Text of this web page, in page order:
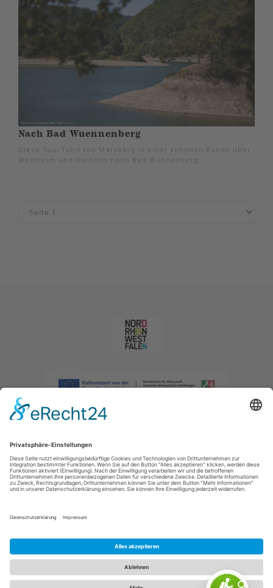
Nach Bad Wuennenberg
Diese Tour führt von Marsberg in einer schönen Runde über
Westheim und Dalheim nach Bad Wünnenberg.
Impressum|Datenschutzerklärung|Barrierefreiheitserklärung
E: info@sauerland.com
Cookie-Einstellungen